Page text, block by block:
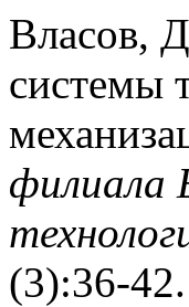
Власов,
системы
филиала
(3):36-